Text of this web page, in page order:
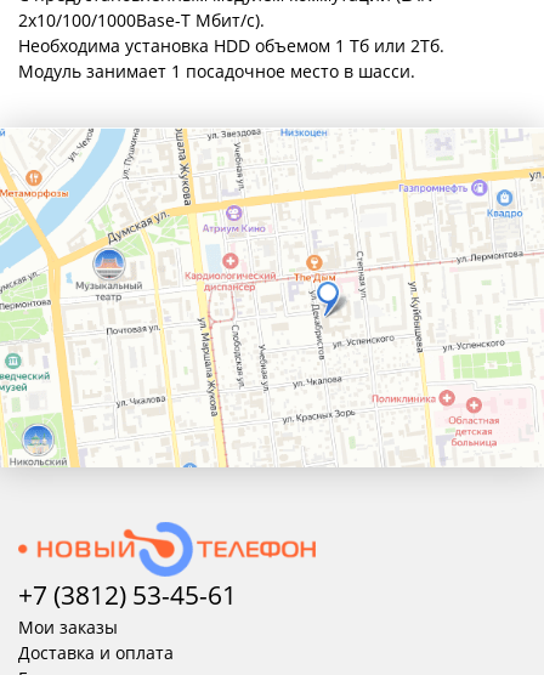
2х10/100/1000Base-T Мбит/с).
Необходима установка HDD объемом 1 Тб или 2Тб.
Модуль занимает 1 посадочное место в шасси.
+7 (3812) 53-45-61
Мои заказы
Доставка и оплата